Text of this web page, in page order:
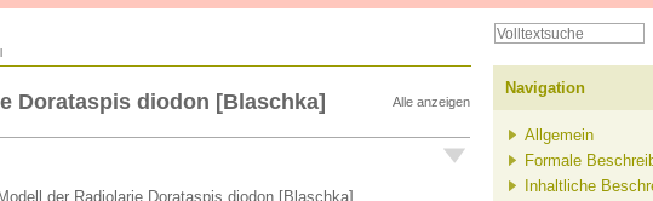
Alle anzeigen
Dorataspis diodon [Blaschka]
Modell der Radiolarie Dorataspis diodon [Blaschka]
Navigation
Allgemein
Formale
Inhaltliche